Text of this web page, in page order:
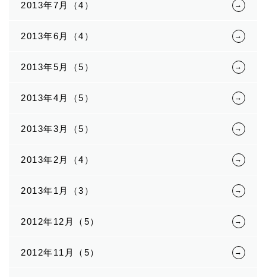
2013年7月（4）
2013年6月（4）
2013年5月（5）
2013年4月（5）
2013年3月（5）
2013年2月（4）
2013年1月（3）
2012年12月（5）
2012年11月（5）